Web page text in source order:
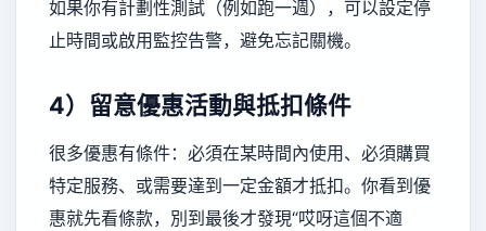
如果你有計劃性測試（例如跑一週），可以設定停
止時間或啟用監控告警，避免忘記關機。
4）留意優惠活動與抵扣條件
很多優惠有條件：必須在某時間內使用、必須購買
特定服務、或需要達到一定金額才抵扣。你看到優
惠就先看條款，別到最後才發現“哎呀這個不適